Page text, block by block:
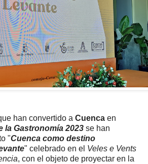
han convertido a Cuenca en
la Gastronomía 2023 se han
"Cuenca como destino
" celebrado en el Veles e Vents
, con el objeto de proyectar en la